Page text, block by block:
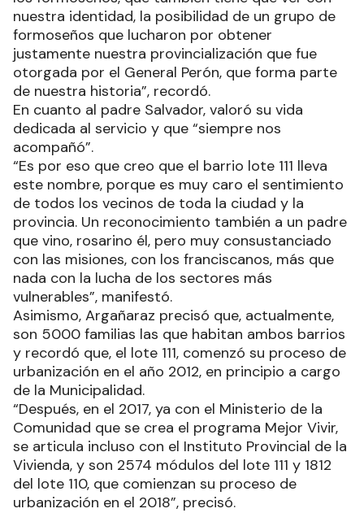
nuestra identidad, la posibilidad de un grupo de
formoseños que lucharon por obtener
justamente nuestra provincialización que fue
otorgada por el General Perón, que forma parte
de nuestra historia”, recordó.
En cuanto al padre Salvador, valoró su vida
dedicada al servicio y que “siempre nos
acompañó”.
“Es por eso que creo que el barrio lote 111 lleva
este nombre, porque es muy caro el sentimiento
de todos los vecinos de toda la ciudad y la
provincia. Un reconocimiento también a un padre
que vino, rosarino él, pero muy consustanciado
con las misiones, con los franciscanos, más que
nada con la lucha de los sectores más
vulnerables”, manifestó.
Asimismo, Argañaraz precisó que, actualmente,
son 5000 familias las que habitan ambos barrios
y recordó que, el lote 111, comenzó su proceso de
urbanización en el año 2012, en principio a cargo
de la Municipalidad.
“Después, en el 2017, ya con el Ministerio de la
Comunidad que se crea el programa Mejor Vivir,
se articula incluso con el Instituto Provincial de la
Vivienda, y son 2574 módulos del lote 111 y 1812
del lote 110, que comienzan su proceso de
urbanización en el 2018”, precisó.